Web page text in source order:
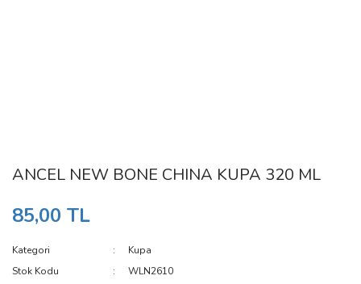
ANCEL NEW BONE CHINA KUPA 320 ML
85,00 TL
Kategori
Kupa
Stok Kodu
WLN2610